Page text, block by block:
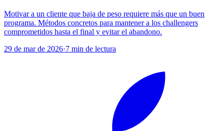
Motivar a un cliente que baja de peso requiere más que un buen
programa. Métodos concretos para mantener a los challengers
comprometidos hasta el final y evitar el abandono.
29 de mar de 2026·7 min de lectura